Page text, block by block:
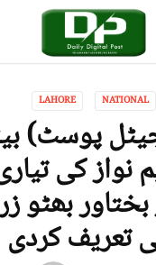
LAHORE NATIONAL
پوسٹ)
نواز کی
بھٹو
تعریف کردی